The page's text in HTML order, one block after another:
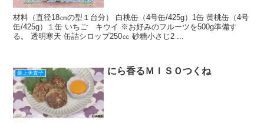
材料（直径18㎝の型１台分） 白桃缶（4号缶/425g）1缶 黄桃缶（4号
缶/425g）１缶 いちご キウイ ※お好みのフルーツを500g準備す
る。 透明寒天 缶詰シロップ250㏄ 砂糖小さじ2 ...
最上美貴子 にら香るＭＩＳＯつくね